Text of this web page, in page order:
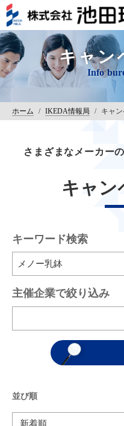
キャン
ホーム / IKEDA情報局 / キャ
さまざまなメーカー
キャン
キーワード検索
主催企業で絞り込み
並び順